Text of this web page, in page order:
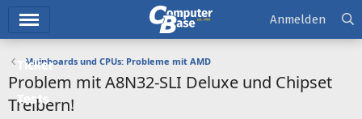
Ticker
Tests
Anmelden
Mainboards und CPUs: Probleme mit AMD
Problem mit A8N32-SLI Deluxe und Chipset
Treibern!